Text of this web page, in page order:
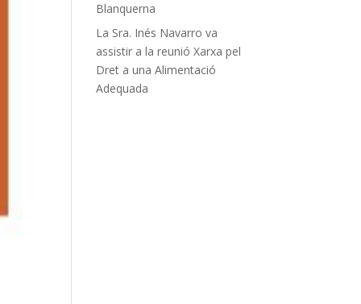
Blanquerna
La Sra. Inés Navarro va
assistir a la reunió Xarxa pel
Dret a una Alimentació
Adequada